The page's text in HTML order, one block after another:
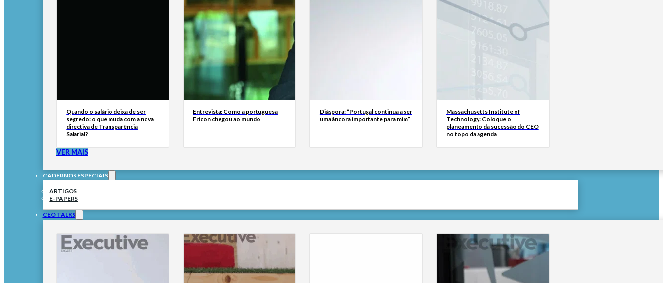
Quando o salário deixa de ser
segredo: o que muda com a nova
directiva de Transparência
Salarial?
Entrevista: Como a portuguesa
Fricon chegou ao mundo
Diáspora: “Portugal continua a ser
uma âncora importante para mim”
Massachusetts Institute of
Technology: Coloque o
planeamento da sucessão do CEO
no topo da agenda
VER MAIS
CADERNOS ESPECIAIS
ARTIGOS
E-PAPERS
CEO TALKS